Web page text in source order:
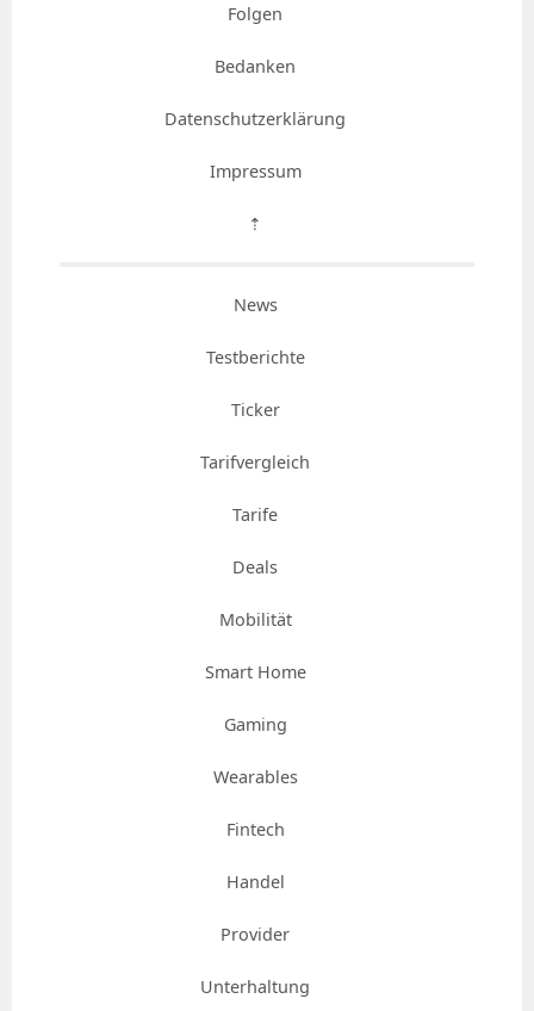
Folgen
Bedanken
Datenschutzerklärung
Impressum
⇡
News
Testberichte
Ticker
Tarifvergleich
Tarife
Deals
Mobilität
Smart Home
Gaming
Wearables
Fintech
Handel
Provider
Unterhaltung